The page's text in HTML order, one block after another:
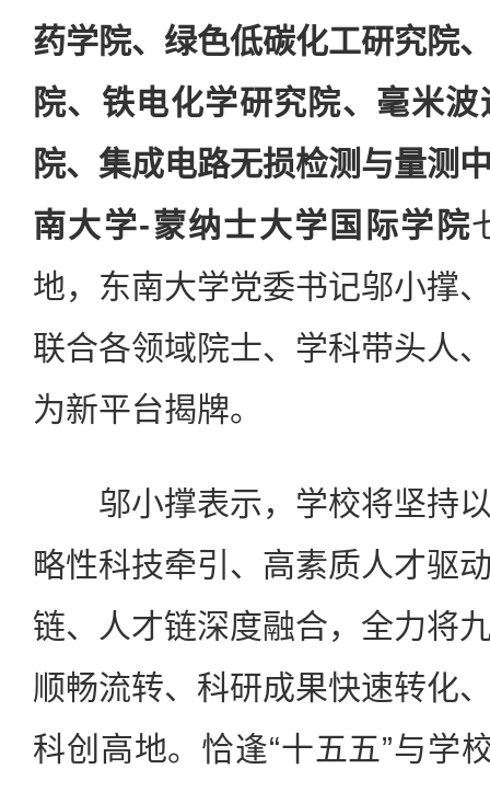
药学院、绿色低碳化工研究院
院、铁电化学研究院、毫米
院、集成电路无损检测与量测
南大学-蒙纳士大学国际学院
地，东南大学党委书记邬小撑
联合各领域院士、学科带头人
为新平台揭牌。
邬小撑表示，学校将坚持以
略性科技牵引、高素质人才驱
链、人才链深度融合，全力将
顺畅流转、科研成果快速转化
科创高地。恰逢“十五五”与学